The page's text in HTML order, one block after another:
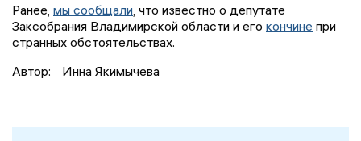
Ранее, мы сообщали , что известно о депутате
Заксобрания Владимирской области и его кончине при
странных обстоятельствах.
Автор:
Инна Якимычева